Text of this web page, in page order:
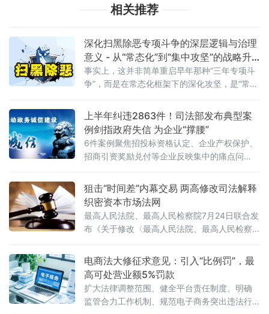
相关推荐
深化扫黑除恶专项斗争的深层逻辑与治理
意义 - 从“常态化”到“集中攻坚”的战略升
级
事实上，这并非简单重启早年那种“三年专项斗
争”，而是在常态化框架下的深化攻坚，是“常态
强调要严格依法办事、坚持实事求是，做到“是
黑恶一个不漏、不是黑恶一个不凑”
上半年纠违2863件！司法部发布典型案
例剑指政府失信 为企业“撑腰”
6件案例聚焦招投标资格认定、企业产权保护、
招商引资奖励兑付等企业反映集中的痛点问
不当行为“亮剑”，为纵深推进全国统一大市场建
设提供了坚实的法治保障。数据显示，2026年1
至6月，全国各级行政复议机构依法履行监督职
狙击“时间差”内幕交易 两高修改司法解释
织密资本市场法网
最高人民法院、最高人民检察院7月24日联合发
布《关于修改〈最高人民法院、最高人民检察
具体应用法律若干问题的解释〉的决定》（法
释〔2026〕13号）。修改决定已分别经最高人
民法院审判委员会第1961次会议、最高人民检
察院第十四届检察委员会第七十五次会议通
过，自2026年7月27日起施行。此次修改距
电商法大修征求意见：引入“比例罚”，最
高可处营业额5%罚款
扩大法律调整范围、健全平台责任制度、明确
监管合力工作机制、规范电子商务突出违法行